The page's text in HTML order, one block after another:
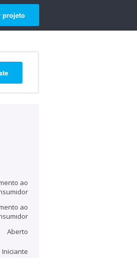
projeto
ao
ao
Aberto
Iniciante